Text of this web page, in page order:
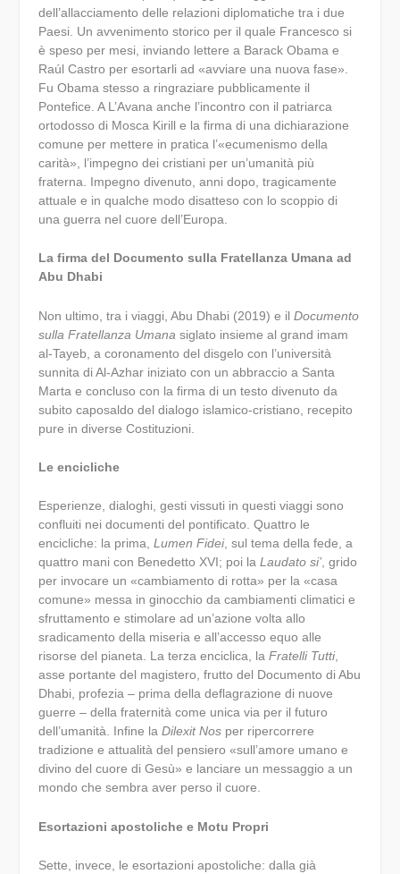
dell’allacciamento delle relazioni diplomatiche tra i due
Paesi. Un avvenimento storico per il quale Francesco si
è speso per mesi, inviando lettere a Barack Obama e
Raúl Castro per esortarli ad «avviare una nuova fase».
Fu Obama stesso a ringraziare pubblicamente il
Pontefice. A L’Avana anche l’incontro con il patriarca
ortodosso di Mosca Kirill e la firma di una dichiarazione
comune per mettere in pratica l’«ecumenismo della
carità», l’impegno dei cristiani per un’umanità più
fraterna. Impegno divenuto, anni dopo, tragicamente
attuale e in qualche modo disatteso con lo scoppio di
una guerra nel cuore dell’Europa.
La firma del Documento sulla Fratellanza Umana ad
Abu Dhabi
Non ultimo, tra i viaggi, Abu Dhabi (2019) e il Documento
sulla Fratellanza Umana siglato insieme al grand imam
al-Tayeb, a coronamento del disgelo con l’università
sunnita di Al-Azhar iniziato con un abbraccio a Santa
Marta e concluso con la firma di un testo divenuto da
subito caposaldo del dialogo islamico-cristiano, recepito
pure in diverse Costituzioni.
Le encicliche
Esperienze, dialoghi, gesti vissuti in questi viaggi sono
confluiti nei documenti del pontificato. Quattro le
encicliche: la prima, Lumen Fidei, sul tema della fede, a
quattro mani con Benedetto XVI; poi la Laudato si’, grido
per invocare un «cambiamento di rotta» per la «casa
comune» messa in ginocchio da cambiamenti climatici e
sfruttamento e stimolare ad un’azione volta allo
sradicamento della miseria e all’accesso equo alle
risorse del pianeta. La terza enciclica, la Fratelli Tutti,
asse portante del magistero, frutto del Documento di Abu
Dhabi, profezia – prima della deflagrazione di nuove
guerre – della fraternità come unica via per il futuro
dell’umanità. Infine la Dilexit Nosper ripercorrere
tradizione e attualità del pensiero «sull’amore umano e
divino del cuore di Gesù» e lanciare un messaggio a un
mondo che sembra aver perso il cuore.
Esortazioni apostoliche e Motu Propri
Sette, invece, le esortazioni apostoliche: dalla già